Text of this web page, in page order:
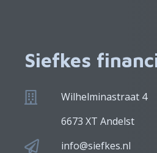
Siefkes
Wilhelminastraat 4
6673 XT Andelst
info@siefkes.nl